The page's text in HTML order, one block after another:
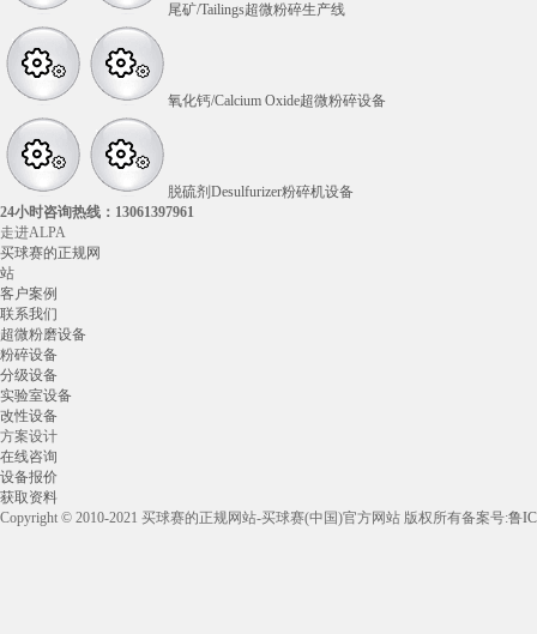
尾矿/Tailings超微粉碎生产线
氧化钙/Calcium Oxide超微粉碎设备
脱硫剂Desulfurizer粉碎机设备
24小时咨询热线： 13061397961
走进ALPA
买球赛的正规网
站
客户案例
联系我们
超微粉磨设备
粉碎设备
分级设备
实验室设备
改性设备
方案设计
在线咨询
设备报价
获取资料
Copyright © 2010-2021 买球赛的正规网站-买球赛(中国)官方网站 版权所有备案号:鲁